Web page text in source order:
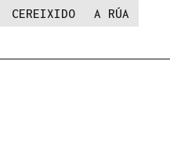
CEREIXIDO A RÚA